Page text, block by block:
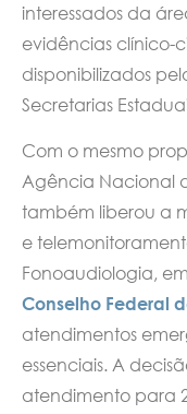
interessados da
evidências clínico-
disponibilizados
Secretarias
Com o mesmo
Agência Nacional
também liberou a
e
Fonoaudiologia,
Conselho Federal
atendimentos
essenciais. A
atendimento para